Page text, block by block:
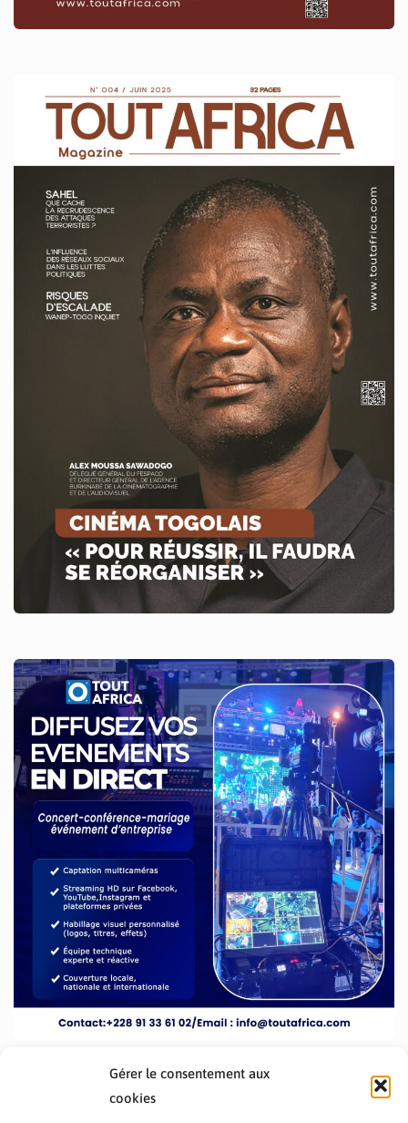
Gérer le consentement aux
cookies